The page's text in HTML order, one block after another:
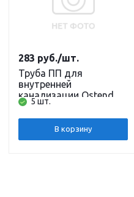
Труба ПП для
внутренней
канализации Ostendorf
HT DN 32 х 2000 мм
5 шт.
283 руб./шт.
В корзину